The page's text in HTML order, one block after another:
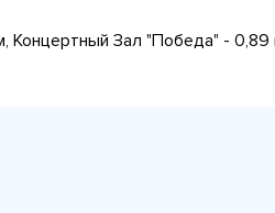
Зал "Победа" - 0,89